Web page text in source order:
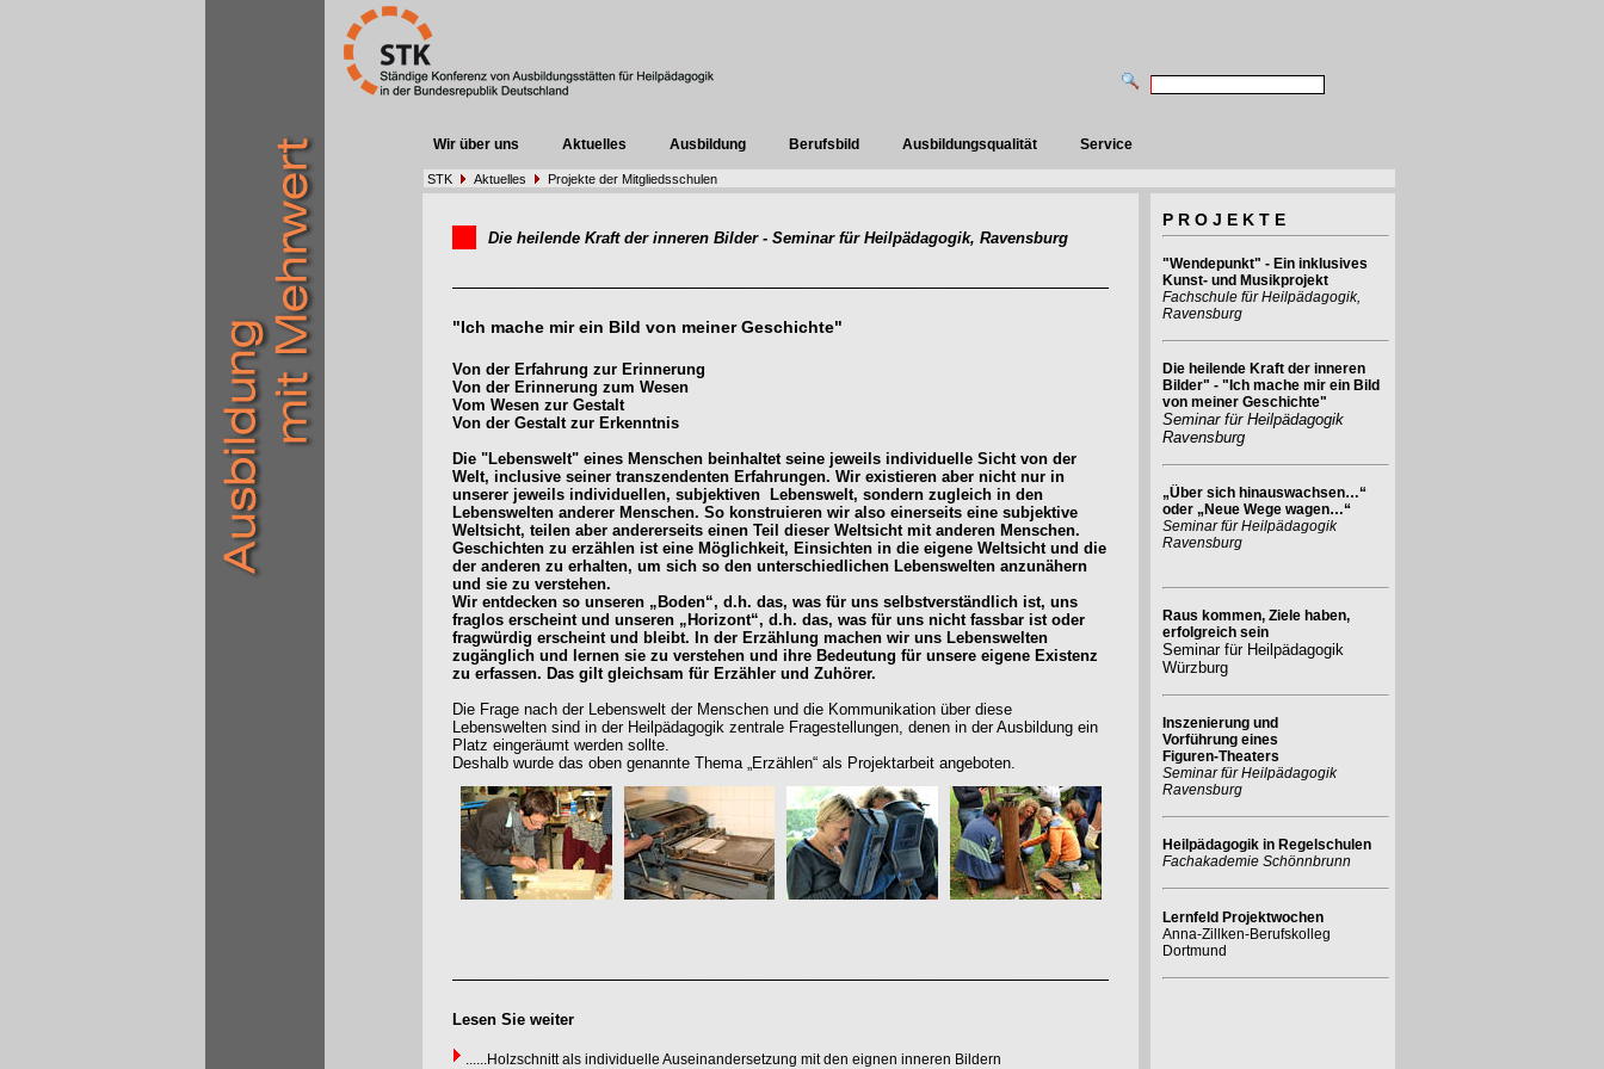
Wir über uns Aktuelles Ausbildung Berufsbild Ausbildungsqualität Service
STK Aktuelles Projekte der Mitgliedsschulen
Die heilende Kraft der inneren Bilder - Seminar für Heilpädagogik, Ravensburg
"Ich mache mir ein Bild von meiner Geschichte"
Von der Erfahrung zur Erinnerung
Von der Erinnerung zum Wesen
Vom Wesen zur Gestalt
Von der Gestalt zur Erkenntnis
Die "Lebenswelt" eines Menschen beinhaltet seine jeweils individuelle Sicht von der
Welt, inclusive seiner transzendenten Erfahrungen. Wir existieren aber nicht nur in
unserer jeweils individuellen, subjektiven Lebenswelt, sondern zugleich in den
Lebenswelten anderer Menschen. So konstruieren wir also einerseits eine subjektive
Weltsicht, teilen aber andererseits einen Teil dieser Weltsicht mit anderen Menschen.
Geschichten zu erzählen ist eine Möglichkeit, Einsichten in die eigene Weltsicht und die
der anderen zu erhalten, um sich so den unterschiedlichen Lebenswelten anzunähern
und sie zu verstehen.
Wir entdecken so unseren „Boden“, d.h. das, was für uns selbstverständlich ist, uns
fraglos erscheint und unseren „Horizont“, d.h. das, was für uns nicht fassbar ist oder
fragwürdig erscheint und bleibt. In der Erzählung machen wir uns Lebenswelten
zugänglich und lernen sie zu verstehen und ihre Bedeutung für unsere eigene Existenz
zu erfassen. Das gilt gleichsam für Erzähler und Zuhörer.
Die Frage nach der Lebenswelt der Menschen und die Kommunikation über diese
Lebenswelten sind in der Heilpädagogik zentrale Fragestellungen, denen in der Ausbildung ein
Platz eingeräumt werden sollte.
Deshalb wurde das oben genannte Thema „Erzählen“ als Projektarbeit angeboten.
Lesen Sie weiter
......Holzschnitt als individuelle Auseinandersetzung mit den eignen inneren Bildern
P R O J E K T E
"Wendepunkt" - Ein inklusives
Kunst- und Musikprojekt
Fachschule für Heilpädagogik,
Ravensburg
Die heilende Kraft der inneren
Bilder" - "Ich mache mir ein Bild
von meiner Geschichte"
Seminar für Heilpädagogik
Ravensburg
„Über sich hinauswachsen…“
oder „Neue Wege wagen…“
Seminar für Heilpädagogik
Ravensburg
Raus kommen, Ziele haben,
erfolgreich sein
Seminar für Heilpädagogik
Würzburg
Inszenierung und
Vorführung eines
Figuren-Theaters
Seminar für Heilpädagogik
Ravensburg
Heilpädagogik in Regelschulen
Fachakademie Schönnbrunn
Lernfeld Projektwochen
Anna-Zillken-Berufskolleg
Dortmund